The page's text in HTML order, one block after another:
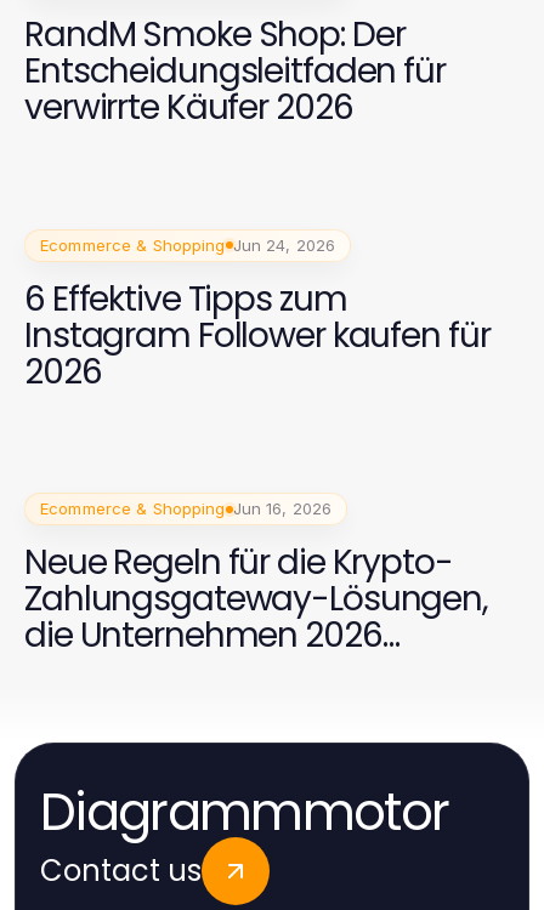
RandM Smoke Shop: Der
Entscheidungsleitfaden für
verwirrte Käufer 2026
Ecommerce & Shopping Jun 24, 2026
6 Effektive Tipps zum
Instagram Follower kaufen für
2026
Ecommerce & Shopping Jun 16, 2026
Neue Regeln für die Krypto-
Zahlungsgateway-Lösungen,
die Unternehmen 2026
Diagrammmotor
Contact us